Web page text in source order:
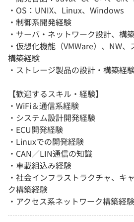
・OS：UNIX、Linux、Windows
・制御系開発経験
・サーバ・ネットワーク設計、構
・仮想化機能（VMWare）、NW、
構築経験
・ストレージ製品の設計・構築経
【歓迎するスキル・経験】
・WiFi＆通信系経験
・システム設計開発経験
・ECU開発経験
・Linuxでの開発経験
・CAN／LIN通信の知識
・車載組込み経験
・社会インフラストラクチャ、キ
ク構築経験
・アクセス系ネットワーク構築経験